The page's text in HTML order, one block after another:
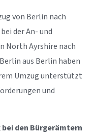
von Berlin nach
der An- und
North Ayrshire nach
aus Berlin haben
Umzug unterstützt
und
den Bürgerämtern